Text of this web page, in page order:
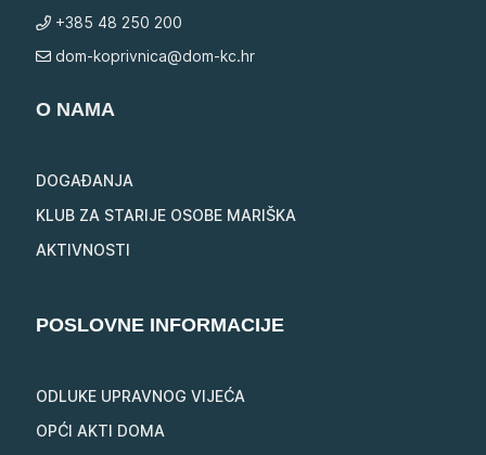
+385 48 250 200
dom-koprivnica@dom-kc.hr
O NAMA
DOGAĐANJA
KLUB ZA STARIJE OSOBE MARIŠKA
AKTIVNOSTI
POSLOVNE INFORMACIJE
ODLUKE UPRAVNOG VIJEĆA
OPĆI AKTI DOMA